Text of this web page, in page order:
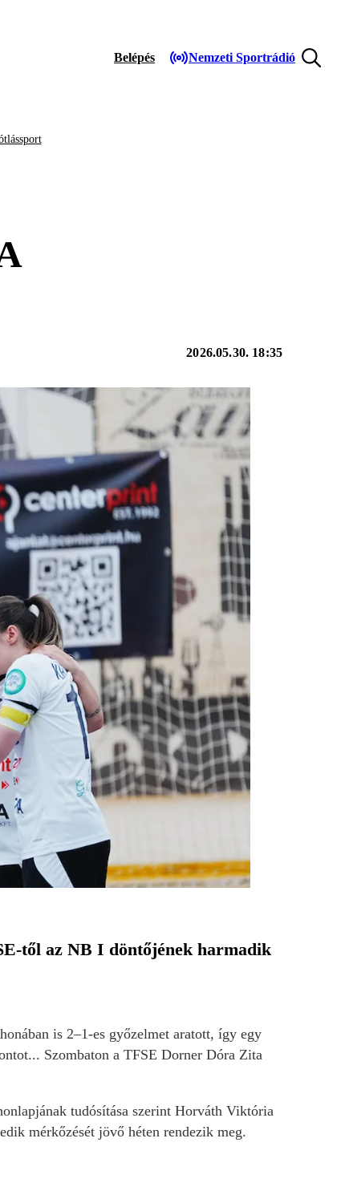
Belépés Nemzeti Sportrádió
2026.05.30. 18:35
től az NB I döntőjének harmadik
is 2–1-es győzelmet aratott, így egy
Szombaton a TFSE Dorner Dóra Zita
tudósítása szerint Horváth Viktória
mérkőzését jövő héten rendezik meg.